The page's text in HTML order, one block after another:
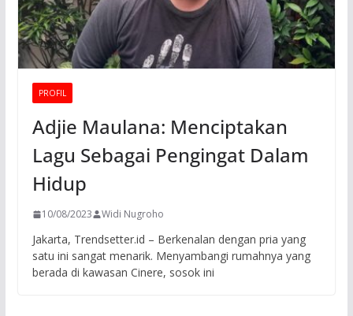
PROFIL
Adjie Maulana: Menciptakan
Lagu Sebagai Pengingat Dalam
Hidup
10/08/2023 Widi Nugroho
Jakarta, Trendsetter.id – Berkenalan dengan pria yang
satu ini sangat menarik. Menyambangi rumahnya yang
berada di kawasan Cinere, sosok ini